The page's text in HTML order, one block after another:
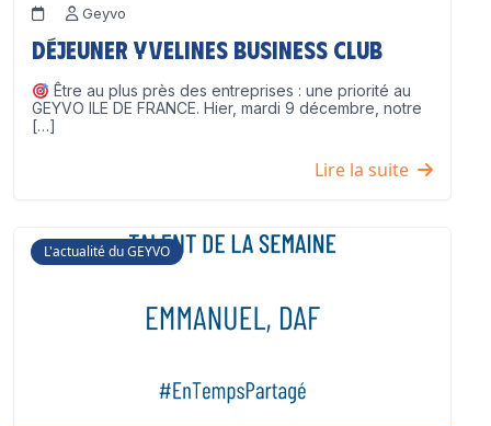
Geyvo
Déjeuner Yvelines Business Club
Être au plus près des entreprises : une priorité au
GEYVO ILE DE FRANCE. Hier, mardi 9 décembre, notre
[…]
Lire la suite
L'actualité du GEYVO